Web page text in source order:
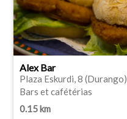
Alex Bar
Plaza Eskurdi, 8 (Durango)
Bars et cafétérias
0.15 km